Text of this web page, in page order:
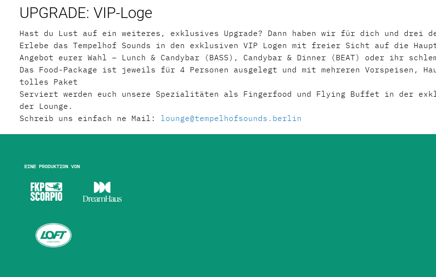
UPGRADE: VIP-Loge
Hast du Lust auf ein weiteres, exklusives Upgrade? Dann haben wir für dich und drei
Erlebe das Tempelhof Sounds in den exklusiven VIP Logen mit freier Sicht auf die
Angebot eurer Wahl – Lunch & Candybar (BASS), Candybar & Dinner (BEAT) oder ihr
Das Food-Package ist jeweils für 4 Personen ausgelegt und mit mehreren Vorspeisen,
tolles Paket
Serviert werden euch unsere Spezialitäten als Fingerfood und Flying Buffet in der
der Lounge.
Schreib uns einfach ne Mail: lounge@tempelhofsounds.berlin
Eine Produktion von